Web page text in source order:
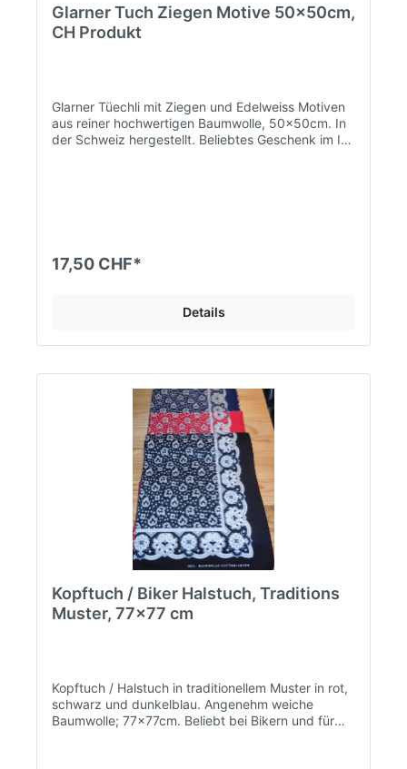
Glarner Tuch Ziegen Motive 50x50cm,
CH Produkt
Glarner Tüechli mit Ziegen und Edelweiss Motiven
aus reiner hochwertigen Baumwolle, 50x50cm. In
der Schweiz hergestellt. Beliebtes Geschenk im In
17,50 CHF*
Details
Kopftuch / Biker Halstuch, Traditions
Muster, 77x77 cm
Kopftuch / Halstuch in traditionellem Muster in rot,
schwarz und dunkelblau. Angenehm weiche
Baumwolle; 77x77cm. Beliebt bei Bikern und für